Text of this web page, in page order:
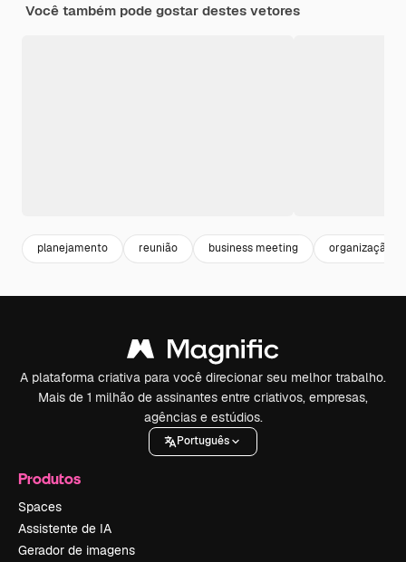
Você também pode gostar destes vetores
planejamento reunião business meeting organização
A plataforma criativa para você direcionar seu melhor trabalho.
Mais de 1 milhão de assinantes entre criativos, empresas,
agências e estúdios.
Português
Produtos
Spaces
Assistente de IA
Gerador de imagens